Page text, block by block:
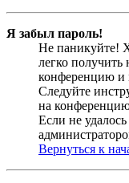
Я забыл пароль!
Не паникуйте!
легко
конференцию и
Следуйте
на
Если не
Вернуться к